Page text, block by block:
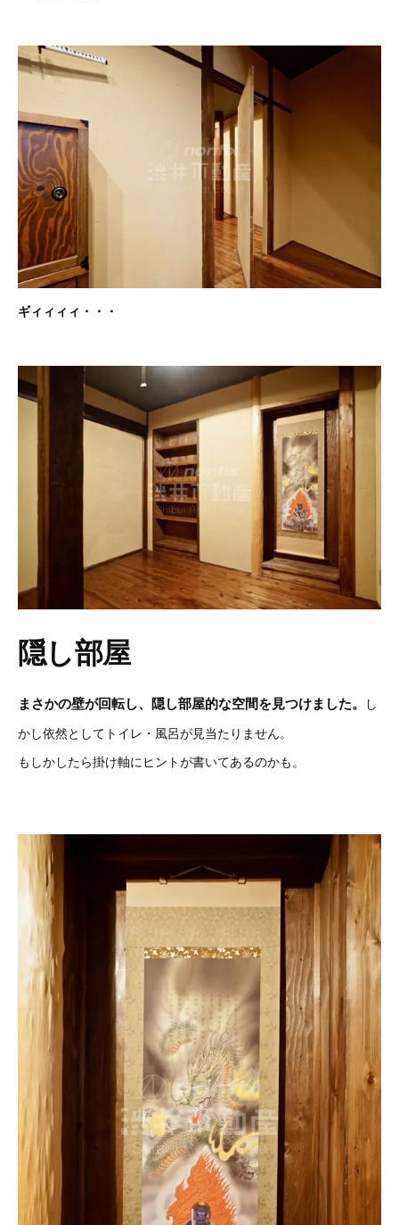
ギィィィィ・・・
隠し部屋
まさかの壁が回転し、隠し部屋的な空間を見つけました。 し
かし依然としてトイレ・風呂が見当たりません。
もしかしたら掛け軸にヒントが書いてあるのかも。